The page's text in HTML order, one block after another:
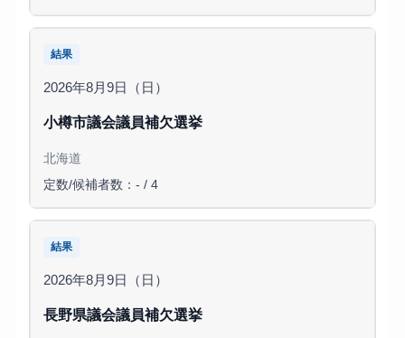
結果
2026年8月9日（日）
小樽市議会議員補欠選挙
北海道
定数/候補者数：- / 4
結果
2026年8月9日（日）
長野県議会議員補欠選挙